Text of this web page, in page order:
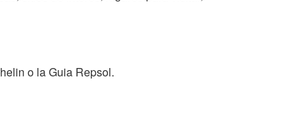
o la Guia Repsol.